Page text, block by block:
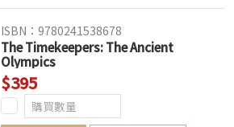
ISBN：9780241538678
The Timekeepers: The Ancient
Olympics
$395